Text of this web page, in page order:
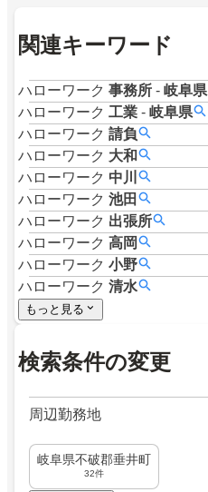
関連キーワード
ハローワーク 事務所 - 岐阜県
ハローワーク 工業 - 岐阜県
ハローワーク 請負
ハローワーク 大和
ハローワーク 中川
ハローワーク 池田
ハローワーク 出張所
ハローワーク 高岡
ハローワーク 小野
ハローワーク 清水
もっと見る
検索条件の変更
周辺勤務地
岐阜県不破郡垂井町
32件